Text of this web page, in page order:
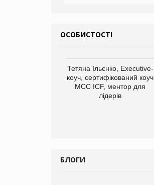
ОСОБИСТОСТІ
Тетяна Ільєнко, Executive-
коуч, сертифікований коуч
МСС ICF, ментор для
лідерів
БЛОГИ